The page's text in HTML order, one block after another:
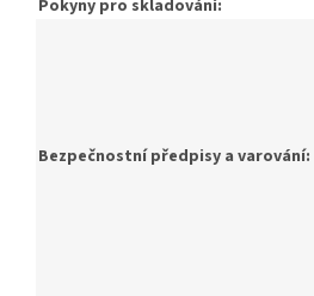
Pokyny pro skladování:
Bezpečnostní předpisy a varování: